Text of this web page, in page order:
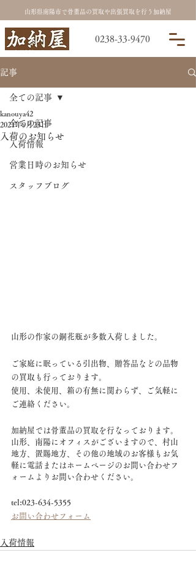
0238-33-9470
山形県南陽市で骨董品の買取や出張買取を行う加納屋
記事
全ての記事
入荷情報
営業日時のお知らせ
スタッフブログ
全ての記事
入荷のお知らせ
kanouya42
2021年9月23日
山形の作家の銅花瓶が多数入荷しました。
ご家庭に眠っている引出物、贈答品などの品物
の買取も行っております。
使用、未使用、箱の有無に関わらず、ご気軽に
ご連絡ください。
加納屋では骨董品の買取を行なっております。
山形、南陽にオフィスがございますので、村山
地方、置賜地方、その他の地域のお客様もお気
軽に電話またはホームページのお問い合わせフ
ォームよりお問い合わせください。
tel:023-634-5355
お問い合わせフォーム
入荷情報